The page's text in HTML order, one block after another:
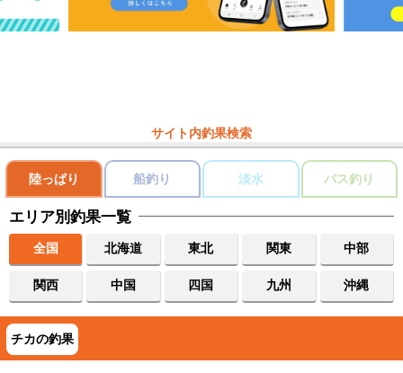
サイト内釣果検索
陸っぱり 船釣り 淡水 バス釣り
エリア別釣果一覧
全国 北海道 東北 関東 中部
関西 中国 四国 九州 沖縄
チカの釣果